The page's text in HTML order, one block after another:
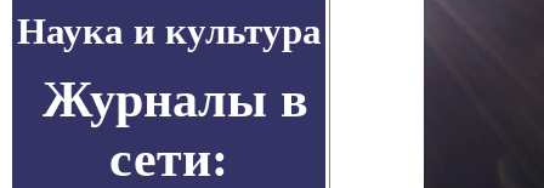
Наука и культура
Журналы в
сети: